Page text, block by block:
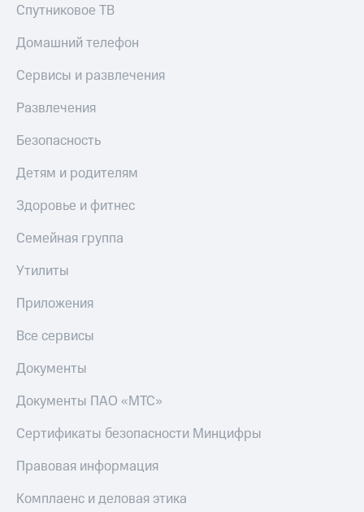
Спутниковое ТВ
Домашний телефон
Сервисы и развлечения
Развлечения
Безопасность
Детям и родителям
Здоровье и фитнес
Семейная группа
Утилиты
Приложения
Все сервисы
Документы
Документы ПАО «МТС»
Сертификаты безопасности Минцифры
Правовая информация
Комплаенс и деловая этика